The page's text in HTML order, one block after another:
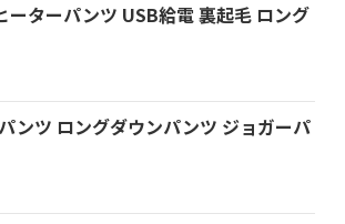
ターパンツ USB給電 裏起毛 ロング
ンツ ロングダウンパンツ ジョガーパ